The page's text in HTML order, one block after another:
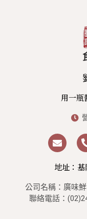
用一瓶
地址：
公司名稱：廣味
聯絡電話：